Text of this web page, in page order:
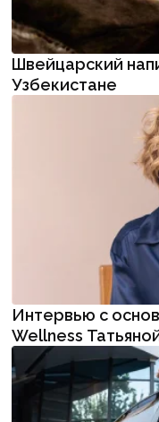
Швейцарский
Узбекистане
Интервью с
Wellness